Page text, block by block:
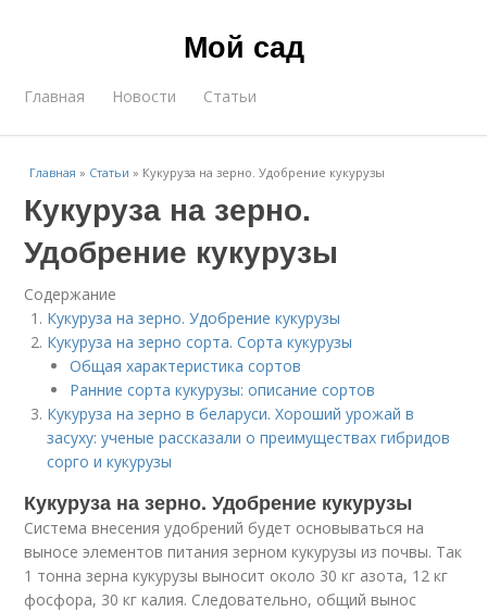
Мой сад
Главная Новости Статьи
Главная » Статьи » Кукуруза на зерно. Удобрение кукурузы
Кукуруза на зерно.
Удобрение кукурузы
Содержание
Кукуруза на зерно. Удобрение кукурузы
Кукуруза на зерно сорта. Сорта кукурузы
Общая характеристика сортов
Ранние сорта кукурузы: описание сортов
Кукуруза на зерно в беларуси. Хороший урожай в
засуху: ученые рассказали о преимуществах гибридов
сорго и кукурузы
Кукуруза на зерно. Удобрение кукурузы
Система внесения удобрений будет основываться на
выносе элементов питания зерном кукурузы из почвы. Так
1 тонна зерна кукурузы выносит около 30 кг азота, 12 кг
фосфора, 30 кг калия. Следовательно, общий вынос